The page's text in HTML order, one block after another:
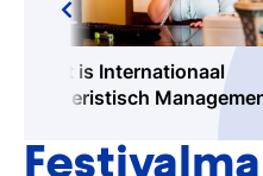
Dit is Internationaal
Toeristisch